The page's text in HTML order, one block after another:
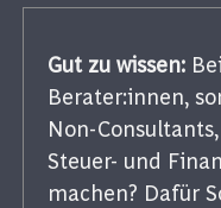
Gut zu wissen:
Berater:innen,
Non-
Steuer- und
machen? Dafür